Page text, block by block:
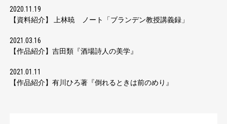
2020.11.19
【資料紹介】 上林暁 ノート「ブランデン教授講義録」
2021.03.16
【作品紹介】吉田類『酒場詩人の美学』
2021.01.11
【作品紹介】有川ひろ著『倒れるときは前のめり』